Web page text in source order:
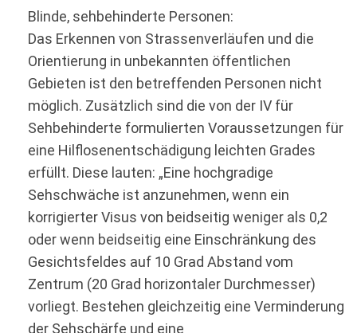
Blinde, sehbehinderte Personen:
Das Erkennen von Strassenverläufen und die
Orientierung in unbekannten öffentlichen
Gebieten ist den betreffenden Personen nicht
möglich. Zusätzlich sind die von der IV für
Sehbehinderte formulierten Voraussetzungen für
eine Hilflosenentschädigung leichten Grades
erfüllt. Diese lauten: „Eine hochgradige
Sehschwäche ist anzunehmen, wenn ein
korrigierter Visus von beidseitig weniger als 0,2
oder wenn beidseitig eine Einschränkung des
Gesichtsfeldes auf 10 Grad Abstand vom
Zentrum (20 Grad horizontaler Durchmesser)
vorliegt. Bestehen gleichzeitig eine Verminderung
der Sehschärfe und eine